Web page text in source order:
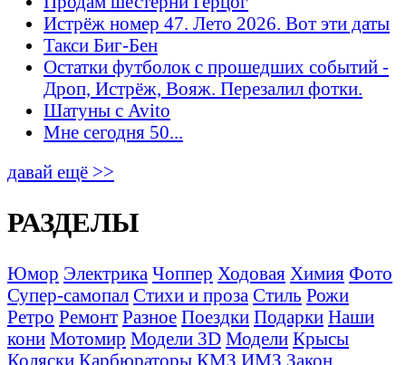
Истрёж номер 47. Лето 2026. Вот эти даты
Такси Биг-Бен
Остатки футболок с прошедших событий -
Дроп, Истрёж, Вояж. Перезалил фотки.
Шатуны с Avito
Мне сегодня 50...
давай ещё >>
РАЗДЕЛЫ
Юмор Электрика Чоппер Ходовая Химия Фото
Супер-самопал Стихи и проза Стиль Рожи
Ретро Ремонт Разное Поездки Подарки Наши
кони Мотомир Модели 3D Модели Крысы
Коляски Карбюраторы КМЗ ИМЗ Закон